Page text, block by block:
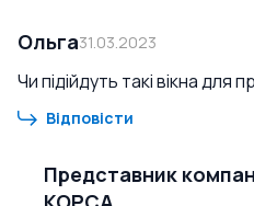
Ольга31.03.2023
Чи підійдуть такі вікна для
Відповісти
Представник